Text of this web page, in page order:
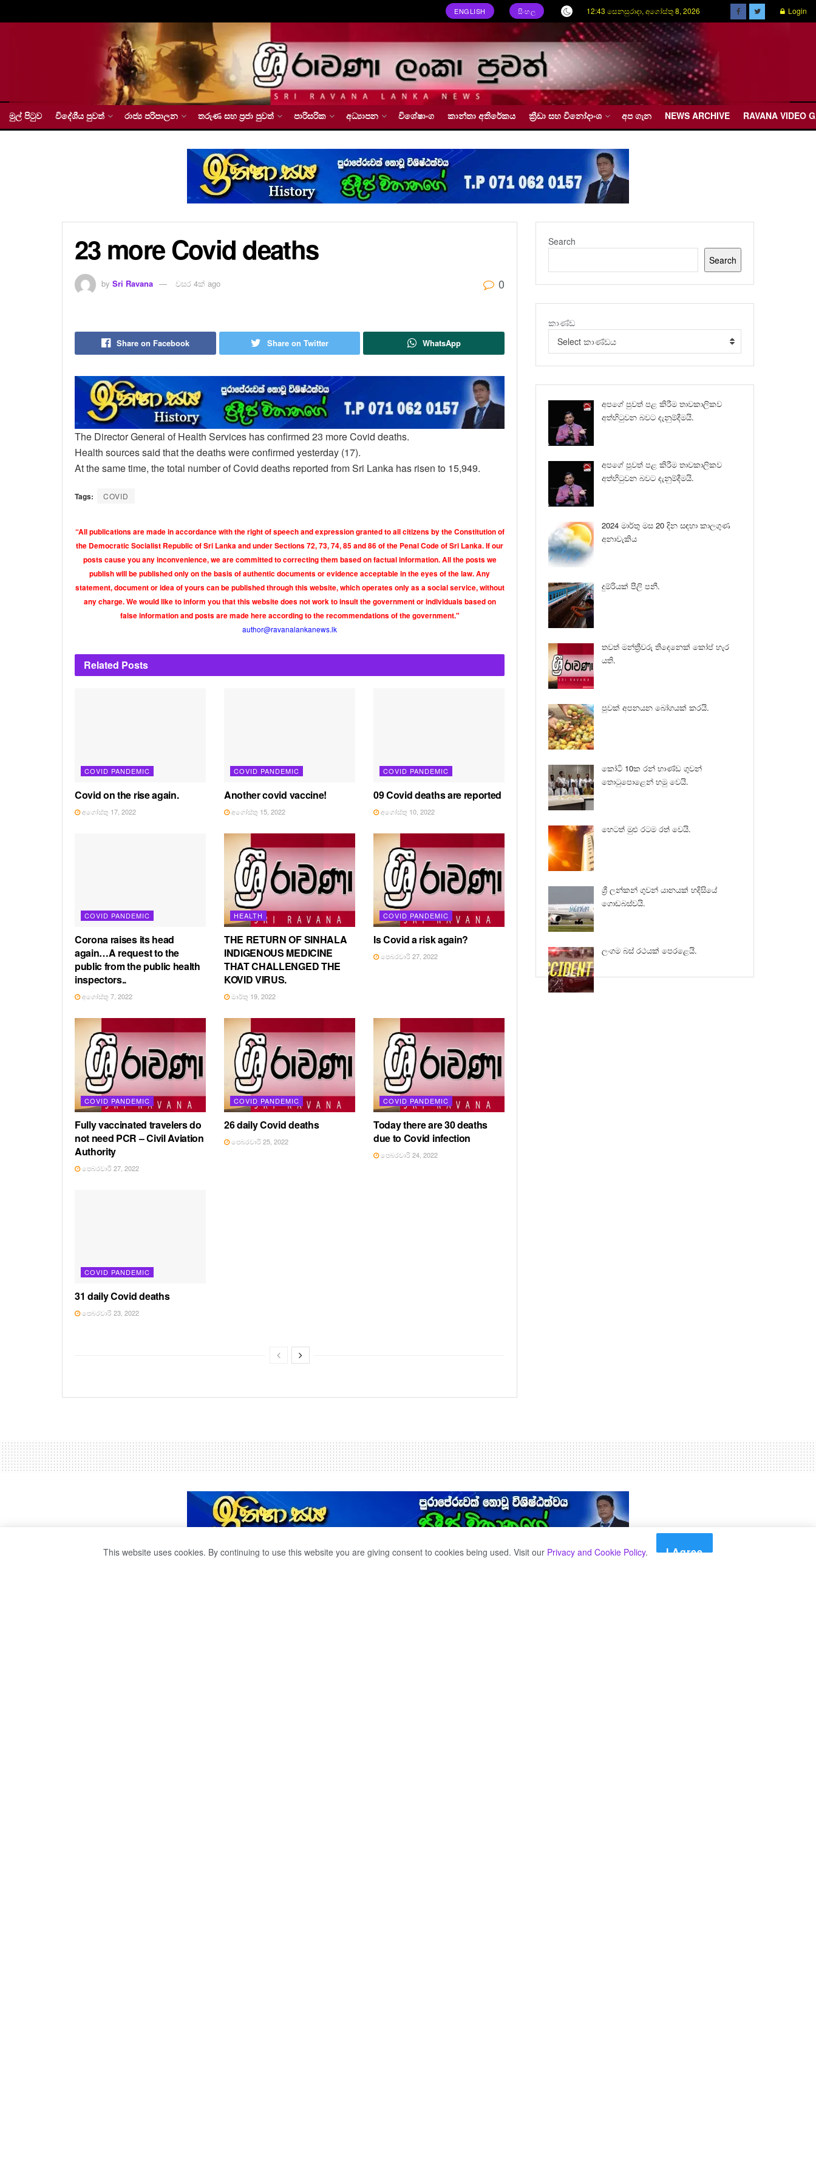
ENGLISH සිංහල 12:43 සෙනසුරාදා, අගෝස්තු 8, 2026 Login
මුල් පිටුව විදේශීය පුවත් රාජ්‍ය පරිපාලන තරුණ සහ ප්‍රජා පුවත් පාරිසරික අධ්‍යාපන විශේෂාංග කාන්තා අතිරේකය ක්‍රීඩා සහ විනෝදාංශ අප ගැන NEWS ARCHIVE RAVANA VIDEO
23 more Covid deaths
by Sri Ravana වසර 4ක් ago 0
Share on Facebook Share on Twitter WhatsApp
The Director General of Health Services has confirmed 23 more Covid deaths.
Health sources said that the deaths were confirmed yesterday (17).
At the same time, the total number of Covid deaths reported from Sri Lanka has risen to 15,949.
Tags: COVID
“All publications are made in accordance with the right of speech and expression granted to all citizens by the Constitution of
the Democratic Socialist Republic of Sri Lanka and under Sections 72, 73, 74, 85 and 86 of the Penal Code of Sri Lanka. If our
posts cause you any inconvenience, we are committed to correcting them based on factual information. All the posts we
publish will be published only on the basis of authentic documents or evidence acceptable in the eyes of the law. Any
statement, document or idea of yours can be published through this website, which operates only as a social service, without
any charge. We would like to inform you that this website does not work to insult the government or individuals based on
false information and posts are made here according to the recommendations of the government."
author@ravanalankanews.lk
Related Posts
COVID PANDEMIC
Covid on the rise again.
අගෝස්තු 17, 2022
COVID PANDEMIC
Another covid vaccine!
අගෝස්තු 15, 2022
COVID PANDEMIC
09 Covid deaths are reported
අගෝස්තු 10, 2022
COVID PANDEMIC
Corona raises its head
again…A request to the
public from the public health
inspectors..
අගෝස්තු 7, 2022
HEALTH
THE RETURN OF SINHALA
INDIGENOUS MEDICINE
THAT CHALLENGED THE
KOVID VIRUS.
මාර්තු 19, 2022
COVID PANDEMIC
Is Covid a risk again?
පෙබරවාරි 27, 2022
COVID PANDEMIC
Fully vaccinated travelers do
not need PCR – Civil Aviation
Authority
පෙබරවාරි 27, 2022
COVID PANDEMIC
26 daily Covid deaths
පෙබරවාරි 25, 2022
COVID PANDEMIC
Today there are 30 deaths
due to Covid infection
පෙබරවාරි 24, 2022
COVID PANDEMIC
31 daily Covid deaths
පෙබරවාරි 23, 2022
Search
Search
කාණ්ඩ
Select කාණ්ඩය
අපගේ පුවත් පළ කිරීම තාවකාලිකව
අත්හිටුවන බවට දැනුම්දීමයි.
අපගේ පුවත් පළ කිරීම තාවකාලිකව
අත්හිටුවන බවට දැනුම්දීමයි.
2024 මාර්තු මස 20 දින සඳහා කාලගුණ
අනාවැකිය
දුම්රියක් පීලි පනී.
තවත් මන්ත්‍රීවරු තිදෙනෙක් කෝප් හැර
යති.
පුවක් අපනයන බෝගයක් කරයි.
කෝටි 10ක රන් භාණ්ඩ ගුවන්
තොටුපොළෙන් හමු වෙයි.
හෙටත් මුළු රටම රත් වෙයි.
ශ්‍රී ලන්කන් ගුවන් යානයක් හදිසියේ
ගොඩබස්වයි.
ලංගම බස් රථයක් පෙරළෙයි.
This website uses cookies. By continuing to use this website you are giving consent to cookies being used. Visit our Privacy and Cookie Policy. I Agree